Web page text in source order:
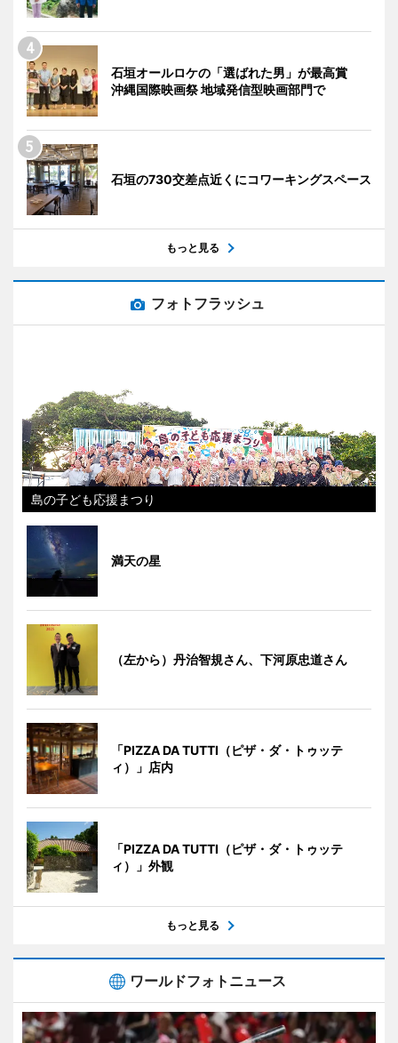
石垣オールロケの「選ばれた男」が最高賞
沖縄国際映画祭 地域発信型映画部門で
石垣の730交差点近くにコワーキングスペース
もっと見る
フォトフラッシュ
島の子ども応援まつり
満天の星
（左から）丹治智規さん、下河原忠道さん
「PIZZA DA TUTTI（ピザ・ダ・トゥッテ
ィ）」店内
「PIZZA DA TUTTI（ピザ・ダ・トゥッテ
ィ）」外観
もっと見る
ワールドフォトニュース